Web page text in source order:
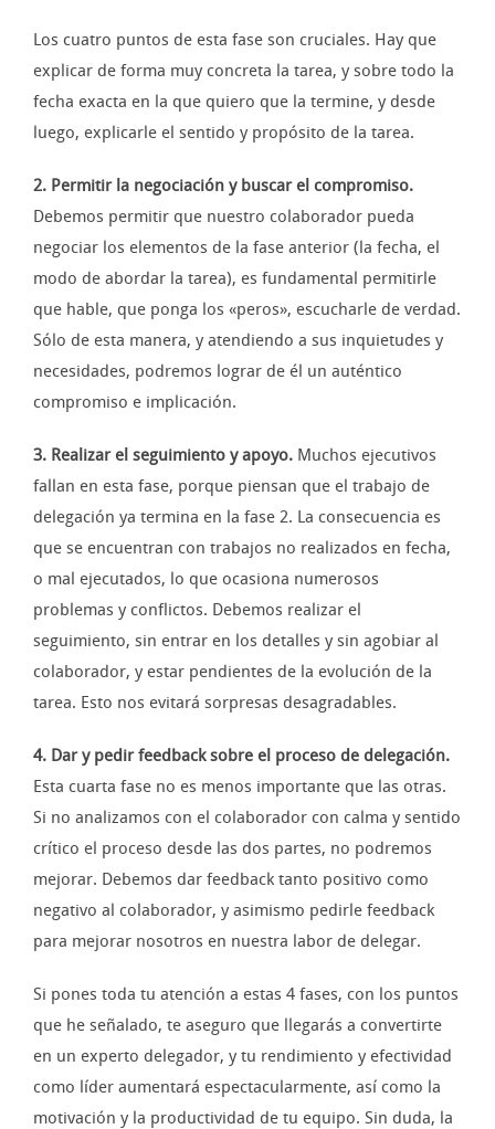
Los cuatro puntos de esta fase son cruciales. Hay que
explicar de forma muy concreta la tarea, y sobre todo la
fecha exacta en la que quiero que la termine, y desde
luego, explicarle el sentido y propósito de la tarea.
2. Permitir la negociación y buscar el compromiso.
Debemos permitir que nuestro colaborador pueda
negociar los elementos de la fase anterior (la fecha, el
modo de abordar la tarea), es fundamental permitirle
que hable, que ponga los «peros», escucharle de verdad.
Sólo de esta manera, y atendiendo a sus inquietudes y
necesidades, podremos lograr de él un auténtico
compromiso e implicación.
3. Realizar el seguimiento y apoyo. Muchos ejecutivos
fallan en esta fase, porque piensan que el trabajo de
delegación ya termina en la fase 2. La consecuencia es
que se encuentran con trabajos no realizados en fecha,
o mal ejecutados, lo que ocasiona numerosos
problemas y conflictos. Debemos realizar el
seguimiento, sin entrar en los detalles y sin agobiar al
colaborador, y estar pendientes de la evolución de la
tarea. Esto nos evitará sorpresas desagradables.
4. Dar y pedir feedback sobre el proceso de delegación.
Esta cuarta fase no es menos importante que las otras.
Si no analizamos con el colaborador con calma y sentido
crítico el proceso desde las dos partes, no podremos
mejorar. Debemos dar feedback tanto positivo como
negativo al colaborador, y asimismo pedirle feedback
para mejorar nosotros en nuestra labor de delegar.
Si pones toda tu atención a estas 4 fases, con los puntos
que he señalado, te aseguro que llegarás a convertirte
en un experto delegador, y tu rendimiento y efectividad
como líder aumentará espectacularmente, así como la
motivación y la productividad de tu equipo. Sin duda, la